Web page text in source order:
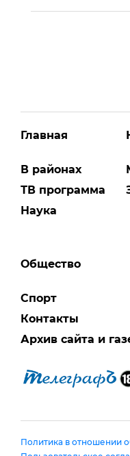
Главная
В районах
ТВ программа
Наука
Общество
Спорт
Контакты
Архив сайта и
Политика в отношении